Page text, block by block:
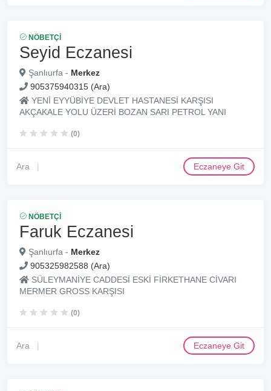
NÖBETÇI
Seyid Eczanesi
Şanlıurfa - Merkez
905375940315 (Ara)
YENİ EYYÜBİYE DEVLET HASTANESİ KARŞISI
AKÇAKALE YOLU ÜZERİ BOZAN SARI PETROL YANI
(0)
Ara Eczaneye Git
NÖBETÇI
Faruk Eczanesi
Şanlıurfa - Merkez
905325982588 (Ara)
SÜLEYMANİYE CADDESİ ESKİ FİRKETHANE CİVARI
MERMER GROSS KARŞISI
(0)
Ara Eczaneye Git